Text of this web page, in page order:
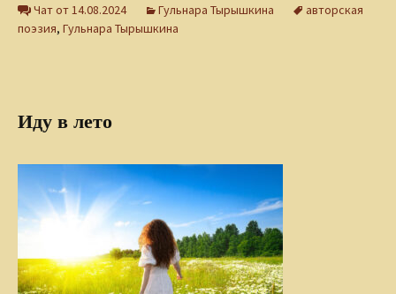
Чат от 14.08.2024 Гульнара Тырышкина
авторская
поэзия, Гульнара Тырышкина
Иду в лето